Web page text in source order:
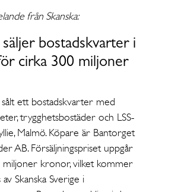
från Skanska:
säljer bostadskvarter i
cirka 300 miljoner
sålt ett bostadskvarter med
trygghetsbostäder och LSS-
Malmö. Köpare är Bantorget
AB. Försäljningspriset uppgår
miljoner kronor, vilket kommer
Skanska Sverige i